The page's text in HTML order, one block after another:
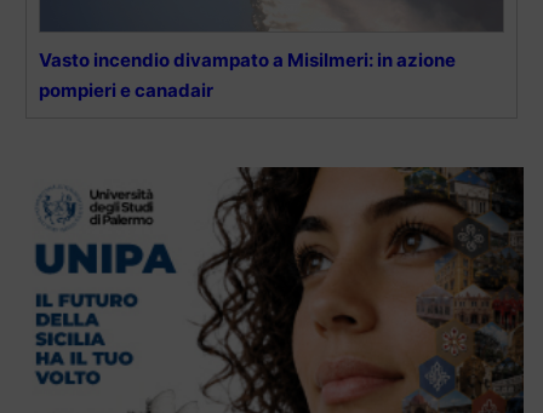
Vasto incendio divampato a Misilmeri: in azione
pompieri e canadair